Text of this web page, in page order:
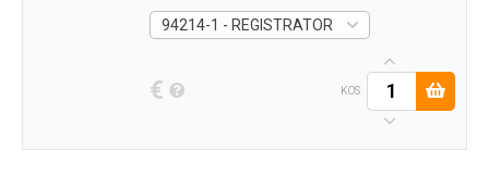
94214-1 - REGISTRATOR A4 ŠIROK OVOJ
€ KOS